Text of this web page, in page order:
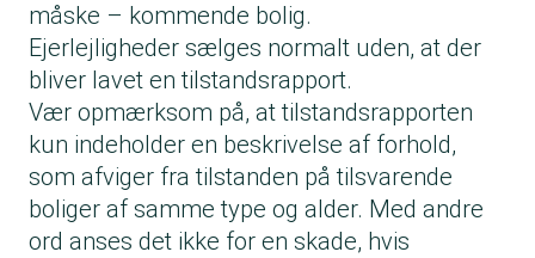
måske – kommende bolig.
Ejerlejligheder sælges normalt uden, at der
bliver lavet en tilstandsrapport.
Vær opmærksom på, at tilstandsrapporten
kun indeholder en beskrivelse af forhold,
som afviger fra tilstanden på tilsvarende
boliger af samme type og alder. Med andre
ord anses det ikke for en skade, hvis